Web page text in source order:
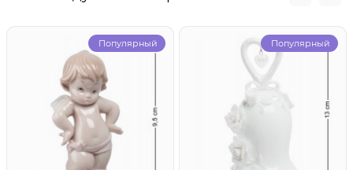
Популярный Популярный